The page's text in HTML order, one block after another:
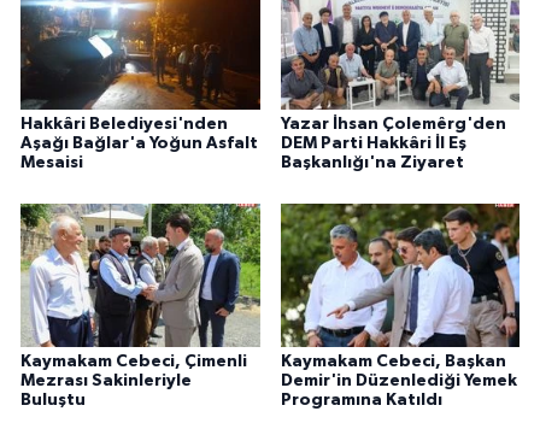
Hakkâri Belediyesi'nden
Aşağı Bağlar'a Yoğun Asfalt
Mesaisi
Yazar İhsan Çolemêrg'den
DEM Parti Hakkâri İl Eş
Başkanlığı'na Ziyaret
Kaymakam Cebeci, Çimenli
Mezrası Sakinleriyle
Buluştu
Kaymakam Cebeci, Başkan
Demir'in Düzenlediği Yemek
Programına Katıldı